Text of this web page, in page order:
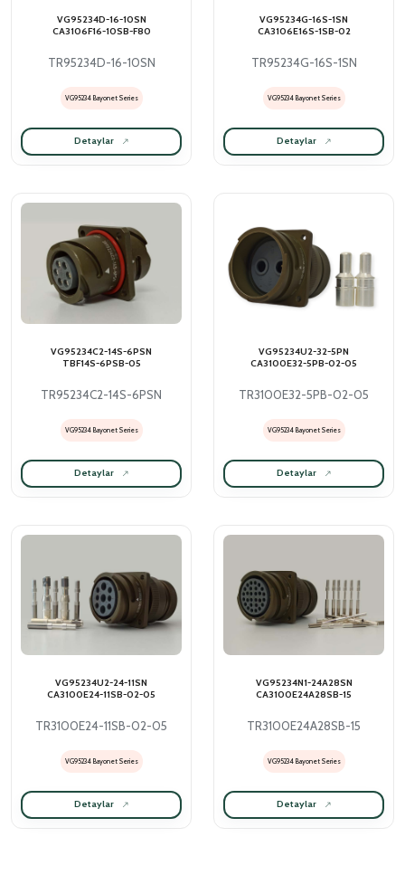
VG95234D-16-10SN
CA3106F16-10SB-F80
TR95234D-16-10SN
VG95234 Bayonet Series
Detaylar
VG95234G-16S-1SN
CA3106E16S-1SB-02
TR95234G-16S-1SN
VG95234 Bayonet Series
Detaylar
VG95234C2-14S-6PSN
TBF14S-6PSB-05
TR95234C2-14S-6PSN
VG95234 Bayonet Series
Detaylar
VG95234U2-32-5PN
CA3100E32-5PB-02-05
TR3100E32-5PB-02-05
VG95234 Bayonet Series
Detaylar
VG95234U2-24-11SN
CA3100E24-11SB-02-05
TR3100E24-11SB-02-05
VG95234 Bayonet Series
Detaylar
VG95234N1-24A28SN
CA3100E24A28SB-15
TR3100E24A28SB-15
VG95234 Bayonet Series
Detaylar